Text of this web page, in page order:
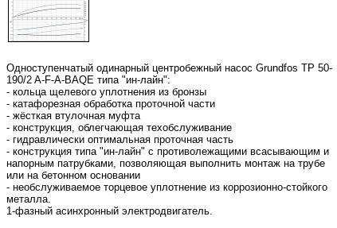
Одноступенчатый одинарный центробежный насос Grundfos TP 50-
190/2 A-F-A-BAQE типа "ин-лайн":
- кольца щелевого уплотнения из бронзы
- катафорезная обработка проточной части
- жёсткая втулочная муфта
- конструкция, облегчающая техобслуживание
- гидравлически оптимальная проточная часть
- конструкция типа "ин-лайн" с противолежащими всасывающим и
напорным патрубками, позволяющая выполнить монтаж на трубе
или на бетонном основании
- необслуживаемое торцевое уплотнение из коррозионно-стойкого
металла.
1-фазный асинхронный электродвигатель.